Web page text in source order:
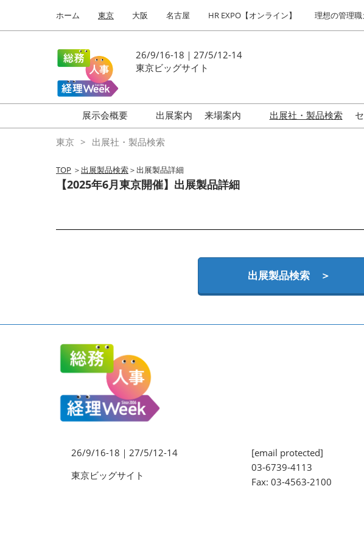
キ
プ
し
て
進
to
ホーム 東京 大阪 名古屋 HR EXPO【オンライン】 理想の管理
26/9/16-18｜27/5/12-14
東京ビッグサイト
展示会概要
働き方改革 EXPO
福利厚生 EXPO
ワークプレイス改革EXPO
【9月より】バックオフィス
AIエージェント EXPO
【9月】展示会概要
出展案内
来場案内
出展社・製品検索
東京 出展社・製品検索
TOP ＞出展製品検索＞出展製品詳細
【2025年6月東京開催】出展製品詳細
出展製品検索 ＞
26/9/16-18｜27/5/12-14
東京ビッグサイト
[email protected]
03-6739-4113
Fax: 03-4563-2100